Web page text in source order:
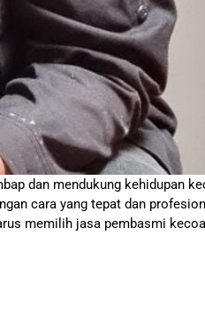
dan mendukung kehidupan
cara yang tepat dan
memilih jasa pembasmi